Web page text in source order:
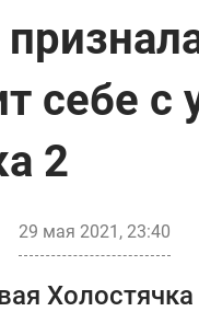
себе с
2
29 мая 2021, 23:40